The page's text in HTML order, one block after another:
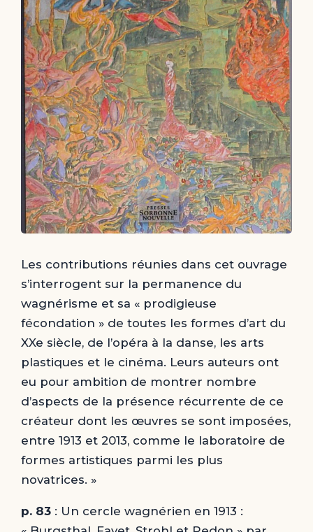
Les contributions réunies dans cet ouvrage
s’interrogent sur la permanence du
wagnérisme et sa « prodigieuse
fécondation » de toutes les formes d’art du
XXe siècle, de l’opéra à la danse, les arts
plastiques et le cinéma. Leurs auteurs ont
eu pour ambition de montrer nombre
d’aspects de la présence récurrente de ce
créateur dont les œuvres se sont imposées,
entre 1913 et 2013, comme le laboratoire de
formes artistiques parmi les plus
novatrices. »
p. 83 : Un cercle wagnérien en 1913 :